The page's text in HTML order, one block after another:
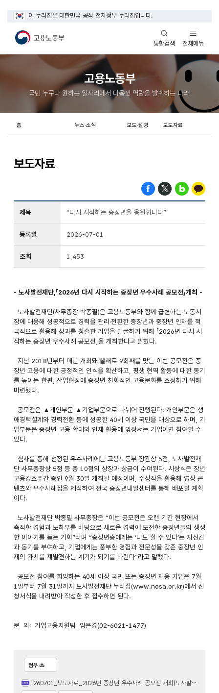
이 누리집은 대한민국 공식 전자정부 누리집입니다.
통합검색
열기
전체메뉴
열기
고용노동부
국민 누구나 원하는 일자리에서 마음껏 역량을 발휘하는 나라!
보도자료
홈 뉴스·소식 보도·설명 보도자료
제목 “다시 시작하는 중장년을 응원합니다”
등록일 2026-07-01
조회 1,453
- 노사발전재단,「2026년 다시 시작하는 중장년 우수사례 공모전」개최 -
노사발전재단(사무총장 박종필)은 고용노동부와 함께 급변하는 노동시
장에 대응해 성공적으로 경력을 관리·전환한 중장년과 중장년 인재를 적
극적으로 활용해 성과를 창출한 기업을 발굴하기 위해 「2026년 다시 시
작하는 중장년 우수사례 공모전」을 개최한다고 밝혔다.
지난 2018년부터 매년 개최돼 올해로 9회째를 맞는 이번 공모전은 중
장년 고용에 대한 긍정적인 인식을 확산하고, 평생 현역 활동에 대한 동기
를 높이는 한편, 산업현장에 중장년 친화적인 고용문화를 조성하기 위해
마련됐다.
공모전은 ▲개인부문 ▲기업부문으로 나뉘어 진행된다. 개인부문은 생
애경력설계와 경력전환 등에 성공한 40세 이상 국민을 대상으로 하며, 기
업부문은 중장년 고용 확대와 인재 활용에 앞장서는 기업이면 참여할 수
있다.
심사를 통해 선정된 우수사례에는 고용노동부 장관상 5점, 노사발전재
단 사무총장상 5점 등 총 10점의 상장과 상금이 수여된다. 시상식은 장년
고용강조주간 중인 9월 30일 개최될 예정이며, 수상작을 활용해 영상 콘
텐츠와 우수사례집을 제작하여 전국 중장년내일센터를 통해 배포할 계획
이다.
노사발전재단 박종필 사무총장은 “이번 공모전은 오랜 기간 현장에서
축적한 경험과 노하우를 바탕으로 새로운 경력에 도전한 중장년들의 생생
한 이야기를 듣는 기회”라며 “중장년층에게는 ‘나도 할 수 있다’는 자신감
과 동기를 부여하고, 기업에게는 풍부한 경험과 전문성을 갖춘 중장년 인
재의 가치를 재발견하는 계기가 되기를 바란다”라고 말했다.
공모전 참여를 희망하는 40세 이상 국민 또는 중장년 채용 기업은 7월
1일부터 7월 31일까지 노사발전재단 누리집(www.nosa.or.kr)에서 신
청서식을 내려받아 작성한 후 접수하면 된다.
문 의: 기업고용지원팀 임은경(02-6021-1477)
첨부
260701_보도자료_2026년 중장년 우수사례 공모전 개최(노사발전재단).hwpx